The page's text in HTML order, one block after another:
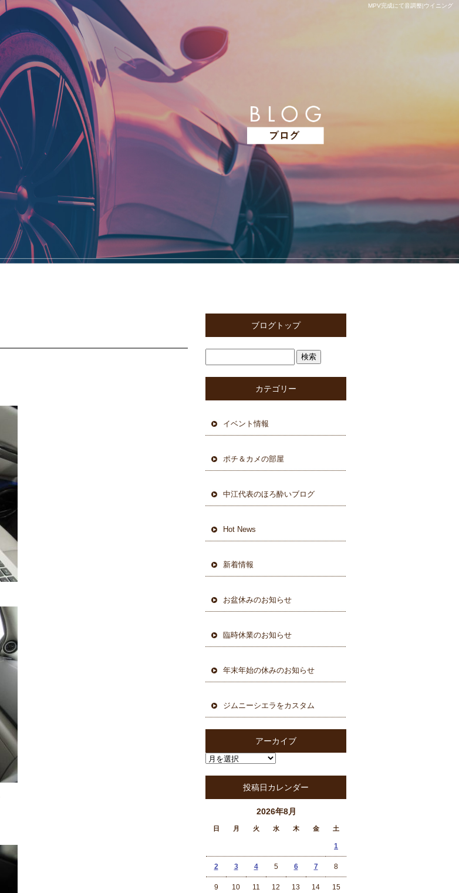
MPV完成にて音調整|ウイニング
ブログトップ
カテゴリー
イベント情報
ポチ＆カメの部屋
中江代表のほろ酔いブログ
Hot News
新着情報
お盆休みのお知らせ
臨時休業のお知らせ
年末年始の休みのお知らせ
ジムニーシエラをカスタム
アーカイブ
投稿日カレンダー
2026年8月
日 月 火 水 木 金 土
1
2 3 4 5 6 7 8
9 10 11 12 13 14 15